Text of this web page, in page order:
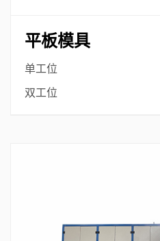
平板模具
单工位
双工位